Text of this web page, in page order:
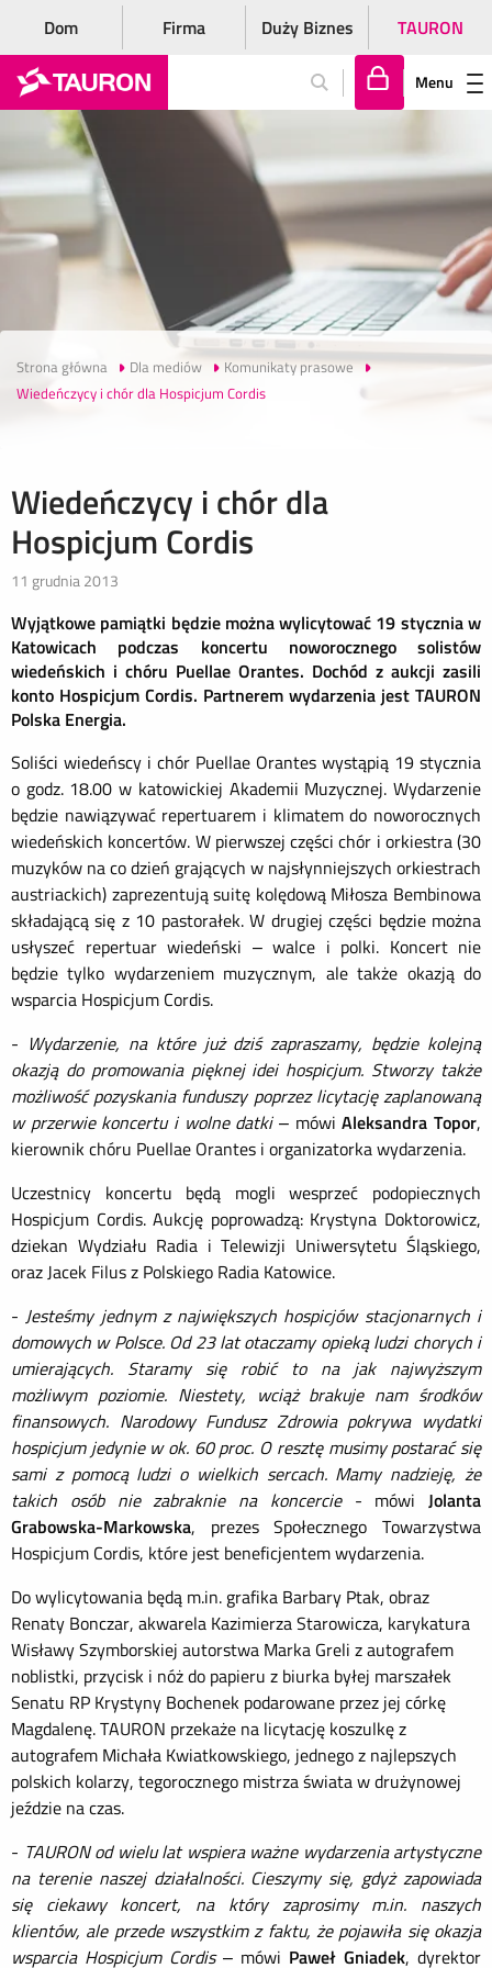
Dom Firma Duży Biznes TAURON
lo
gu
j
si
ę
Menu
Strona główna Dla mediów
Komunikaty prasowe
Wiedeńczycy i chór dla Hospicjum Cordis
Wiedeńczycy i chór dla
Hospicjum Cordis
11 grudnia 2013
Wyjątkowe pamiątki będzie można wylicytować 19 stycznia w
Katowicach podczas koncertu noworocznego solistów
wiedeńskich i chóru Puellae Orantes. Dochód z aukcji zasili
konto Hospicjum Cordis. Partnerem wydarzenia jest TAURON
Polska Energia.
Soliści wiedeńscy i chór Puellae Orantes wystąpią 19 stycznia
o godz. 18.00 w katowickiej Akademii Muzycznej. Wydarzenie
będzie nawiązywać repertuarem i klimatem do noworocznych
wiedeńskich koncertów. W pierwszej części chór i orkiestra (30
muzyków na co dzień grających w najsłynniejszych orkiestrach
austriackich) zaprezentują suitę kolędową Miłosza Bembinowa
składającą się z 10 pastorałek. W drugiej części będzie można
usłyszeć repertuar wiedeński – walce i polki. Koncert nie
będzie tylko wydarzeniem muzycznym, ale także okazją do
wsparcia Hospicjum Cordis.
- Wydarzenie, na które już dziś zapraszamy, będzie kolejną
okazją do promowania pięknej idei hospicjum. Stworzy także
możliwość pozyskania funduszy poprzez licytację zaplanowaną
w przerwie koncertu i wolne datki– mówiAleksandra Topor,
kierownik chóru Puellae Orantes i organizatorka wydarzenia.
Uczestnicy koncertu będą mogli wesprzeć podopiecznych
Hospicjum Cordis. Aukcję poprowadzą: Krystyna Doktorowicz,
dziekan Wydziału Radia i Telewizji Uniwersytetu Śląskiego,
oraz Jacek Filus z Polskiego Radia Katowice.
-Jesteśmy jednym z największych hospicjów stacjonarnych i
domowych w Polsce. Od 23 lat otaczamy opieką ludzi chorych i
umierających. Staramy się robić to na jak najwyższym
możliwym poziomie. Niestety, wciąż brakuje nam środków
finansowych. Narodowy Fundusz Zdrowia pokrywa wydatki
hospicjum jedynie w ok. 60 proc. O resztę musimy postarać się
sami z pomocą ludzi o wielkich sercach. Mamy nadzieję, że
takich osób nie zabraknie na koncercie- mówi Jolanta
Grabowska-Markowska, prezes Społecznego Towarzystwa
Hospicjum Cordis, które jest beneficjentem wydarzenia.
Do wylicytowania będą m.in. grafika Barbary Ptak, obraz
Renaty Bonczar, akwarela Kazimierza Starowicza, karykatura
Wisławy Szymborskiej autorstwa Marka Greli z autografem
noblistki, przycisk i nóż do papieru z biurka byłej marszałek
Senatu RP Krystyny Bochenek podarowane przez jej córkę
Magdalenę. TAURON przekaże na licytację koszulkę z
autografem Michała Kwiatkowskiego, jednego z najlepszych
polskich kolarzy, tegorocznego mistrza świata w drużynowej
jeździe na czas.
- TAURON od wielu lat wspiera ważne wydarzenia artystyczne
na terenie naszej działalności. Cieszymy się, gdyż zapowiada
się ciekawy koncert, na który zaprosimy m.in. naszych
klientów, ale przede wszystkim z faktu, że pojawiła się okazja
wsparcia Hospicjum Cordis – mówi Paweł Gniadek, dyrektor